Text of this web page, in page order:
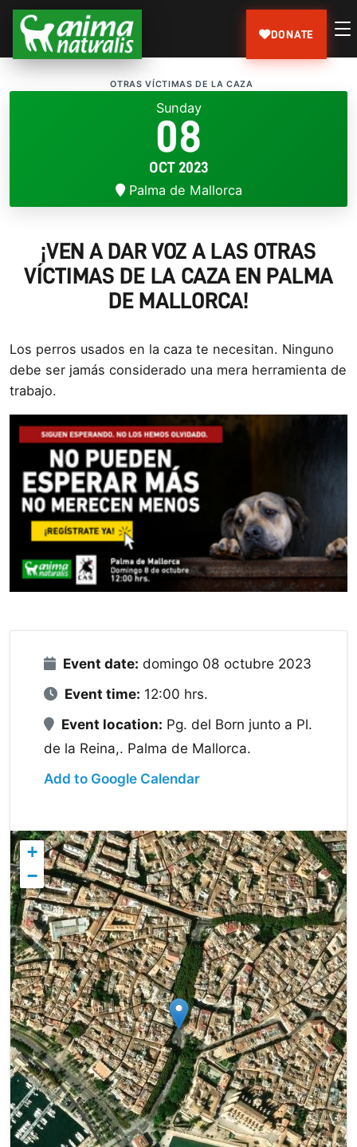
DONATE
OTRAS VÍCTIMAS DE LA CAZA
Sunday
08
OCT 2023
Palma de Mallorca
¡VEN A DAR VOZ A LAS OTRAS
VÍCTIMAS DE LA CAZA EN PALMA
DE MALLORCA!
Los perros usados en la caza te necesitan. Ninguno
debe ser jamás considerado una mera herramienta de
trabajo.
Event date: domingo 08 octubre 2023
Event time: 12:00 hrs.
Event location: Pg. del Born junto a Pl.
de la Reina,. Palma de Mallorca.
Add to Google Calendar
+
−